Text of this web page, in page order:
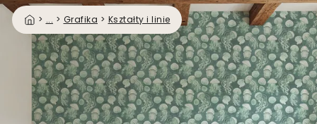
> ... > Grafika > Kształty i linie